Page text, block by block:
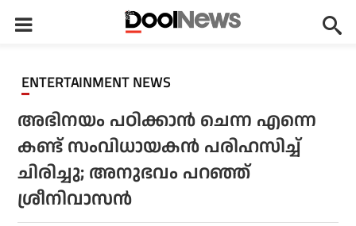
ENTERTAINMENT NEWS
അഭിനയം പഠിക്കാന്‍ ചെന്ന എന്നെ
കണ്ട് സംവിധായകന്‍ പരിഹസിച്ച്
ചിരിച്ചു; അനുഭവം പറഞ്ഞ്
ശ്രീനിവാസന്‍